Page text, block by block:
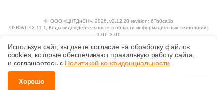
© ООО «ЦНТДиСН» , 2026, v2.12.20 revision: 67b0ca1b
ОКВЭД: 63.11.1, Коды видов деятельности в области информационных технологий:
1.01, 3.01
Технологии
Исключительные авторские и смежные права принадлежат АО «Кодекс».
Положение по обработке и защите персональных данных
Используя сайт, вы даете согласие на обработку файлов
сооkiеs, которые обеспечивают правильную работу сайта,
и соглашаетесь с Политикой конфиденциальности.
Хорошо